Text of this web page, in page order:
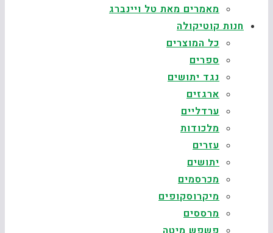
מאמרים מאת טל ויינברג
חנות קוטיקולה
כל המוצרים
ספרים
נגד יתושים
ארגזים
ערדליים
מלכודות
עזרים
יתושים
מכרסמים
מיקרוסקופים
מרססים